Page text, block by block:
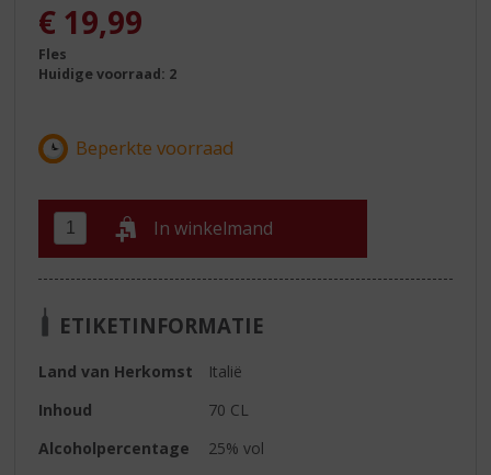
€ 19,99
Fles
Huidige voorraad: 2
In winkelmand
ETIKETINFORMATIE
Land van Herkomst
Italië
Inhoud
70 CL
Alcoholpercentage
25% vol